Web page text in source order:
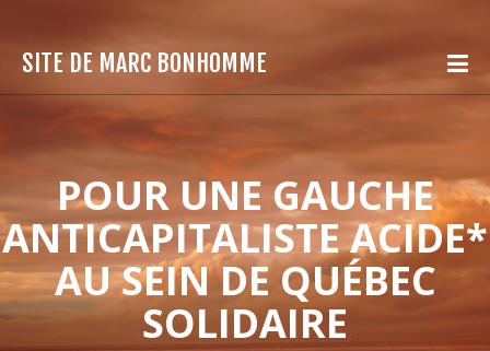
SITE DE MARC BONHOMME
POUR UNE GAUCHE
ANTICAPITALISTE ACIDE*
AU SEIN DE QUÉBEC
SOLIDAIRE